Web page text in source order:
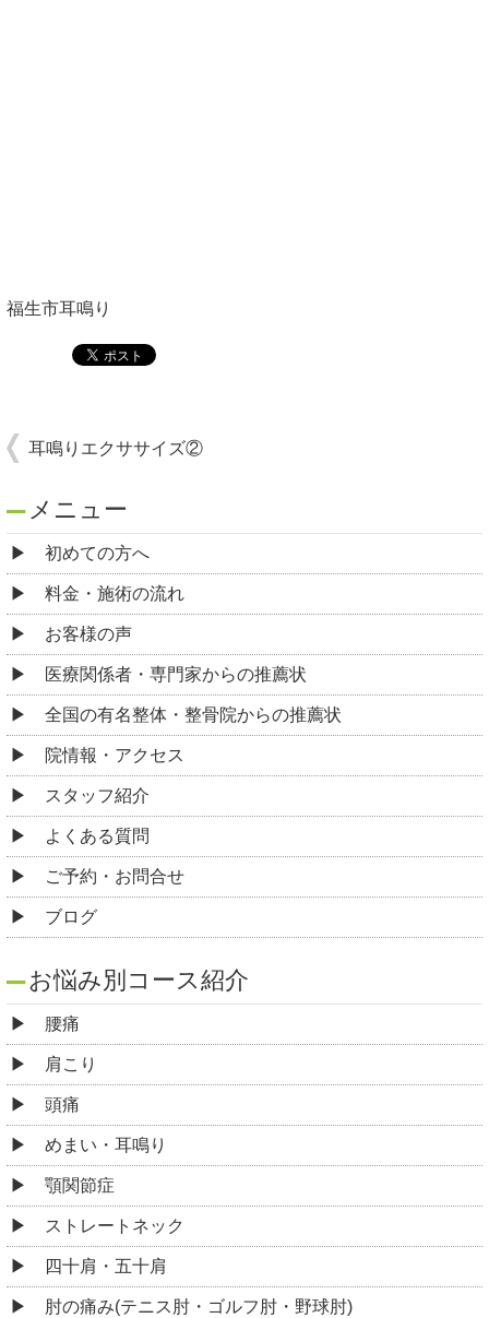
福生市耳鳴り
耳鳴りエクササイズ②
メニュー
初めての方へ
料金・施術の流れ
お客様の声
医療関係者・専門家からの推薦状
全国の有名整体・整骨院からの推薦状
院情報・アクセス
スタッフ紹介
よくある質問
ご予約・お問合せ
ブログ
お悩み別コース紹介
腰痛
肩こり
頭痛
めまい・耳鳴り
顎関節症
ストレートネック
四十肩・五十肩
肘の痛み(テニス肘・ゴルフ肘・野球肘)